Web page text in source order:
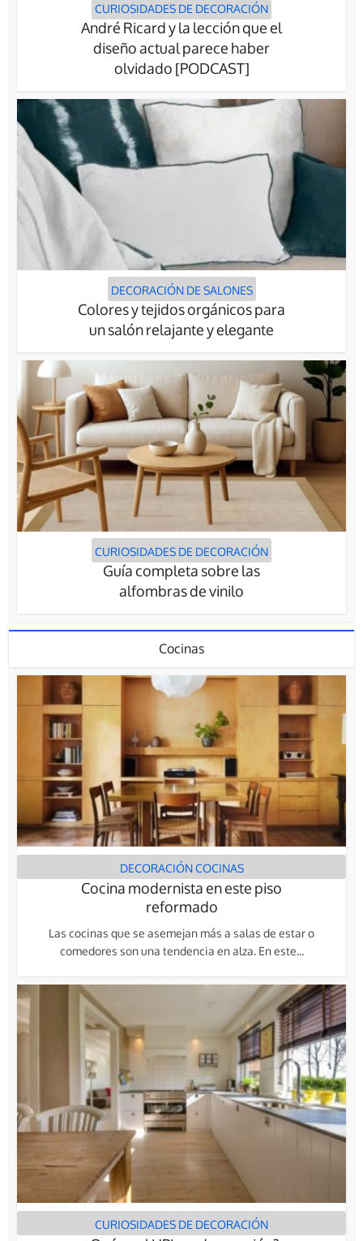
CURIOSIDADES DE DECORACIÓN
André Ricard y la lección que el
diseño actual parece haber
olvidado [PODCAST]
DECORACIÓN DE SALONES
Colores y tejidos orgánicos para
un salón relajante y elegante
CURIOSIDADES DE DECORACIÓN
Guía completa sobre las
alfombras de vinilo
Cocinas
DECORACIÓN COCINAS
Cocina modernista en este piso
reformado
Las cocinas que se asemejan más a salas de estar o
comedores son una tendencia en alza. En este...
CURIOSIDADES DE DECORACIÓN